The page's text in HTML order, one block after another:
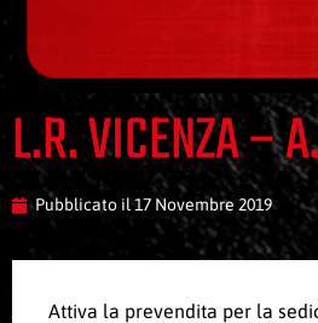
L.R. VICENZA –
Pubblicato il17 Novembre 2019
Attiva la prevendita per la